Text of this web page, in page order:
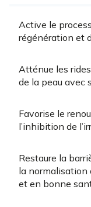
Active le
régénération et
Atténue les
de la peau avec
Favorise le
l’inhibition de
Restaure la
la normalisation
et en bonne